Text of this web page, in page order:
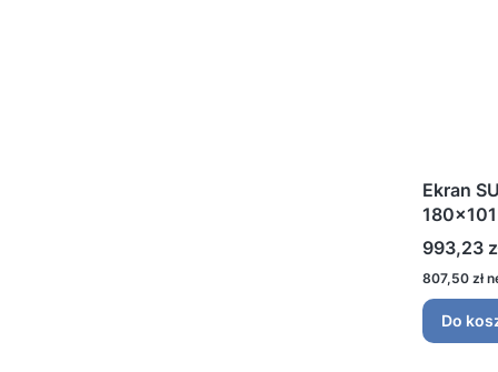
Ekran
Cena
993,23
Cena
807,50 zł
Do